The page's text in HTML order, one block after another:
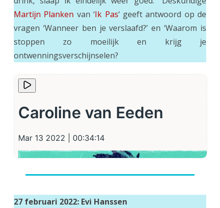
Martijn Planken van ‘Ik Pas‘ geeft antwoord op de
vragen ‘Wanneer ben je verslaafd?’ en ‘Waarom is
stoppen zo moeilijk en krijg je
ontwenningsverschijnselen?
27 februari 2022: Evi Hanssen